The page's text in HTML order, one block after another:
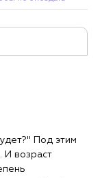
Под этим
И возраст